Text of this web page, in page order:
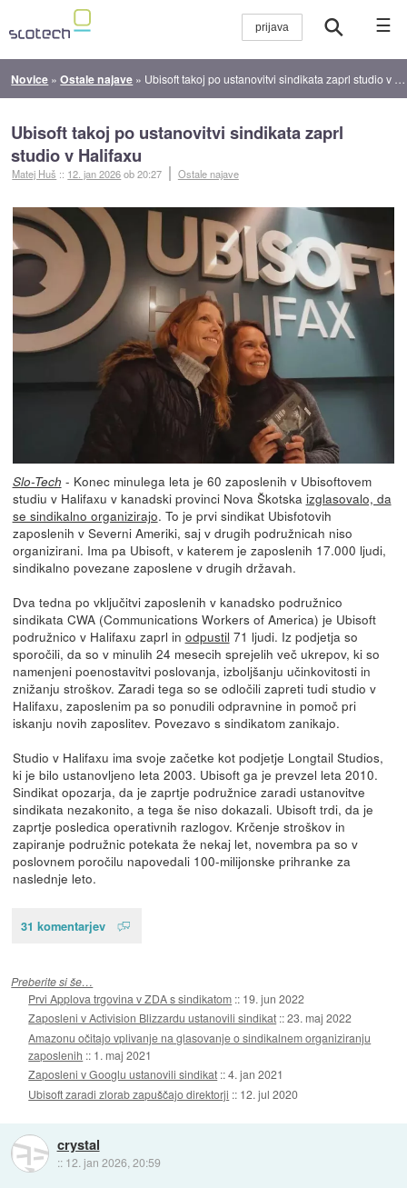
☰
Novice »Ostale najave » Ubisoft takoj po ustanovitvi sindikata zaprl studio v Halifaxu
Ubisoft takoj po ustanovitvi sindikata zaprl
studio v Halifaxu
Matej Huš :: 12. jan 2026ob 20:27 Ostale najave
Slo-Tech - Konec minulega leta je 60 zaposlenih v Ubisoftovem
studiu v Halifaxu v kanadski provinci Nova Škotska izglasovalo, da
se sindikalno organizirajo. To je prvi sindikat Ubisfotovih
zaposlenih v Severni Ameriki, saj v drugih podružnicah niso
organizirani. Ima pa Ubisoft, v katerem je zaposlenih 17.000 ljudi,
sindikalno povezane zaposlene v drugih državah.
Dva tedna po vključitvi zaposlenih v kanadsko podružnico
sindikata CWA (Communications Workers of America) je Ubisoft
podružnico v Halifaxu zaprl in odpustil 71 ljudi. Iz podjetja so
sporočili, da so v minulih 24 mesecih sprejelih več ukrepov, ki so
namenjeni poenostavitvi poslovanja, izboljšanju učinkovitosti in
znižanju stroškov. Zaradi tega so se odločili zapreti tudi studio v
Halifaxu, zaposlenim pa so ponudili odpravnine in pomoč pri
iskanju novih zaposlitev. Povezavo s sindikatom zanikajo.
Studio v Halifaxu ima svoje začetke kot podjetje Longtail Studios,
ki je bilo ustanovljeno leta 2003. Ubisoft ga je prevzel leta 2010.
Sindikat opozarja, da je zaprtje podružnice zaradi ustanovitve
sindikata nezakonito, a tega še niso dokazali. Ubisoft trdi, da je
zaprtje posledica operativnih razlogov. Krčenje stroškov in
zapiranje podružnic potekata že nekaj let, novembra pa so v
poslovnem poročilu napovedali 100-milijonske prihranke za
naslednje leto.
31 komentarjev
Preberite si še…
Prvi Applova trgovina v ZDA s sindikatom :: 19. jun 2022
Zaposleni v Activision Blizzardu ustanovili sindikat ::23. maj 2022
Amazonu očitajo vplivanje na glasovanje o sindikalnem organiziranju
zaposlenih :: 1. maj 2021
Zaposleni v Googlu ustanovili sindikat ::4. jan 2021
Ubisoft zaradi zlorab zapuščajo direktorji :: 12. jul 2020
crystal
:: 12. jan 2026, 20:59